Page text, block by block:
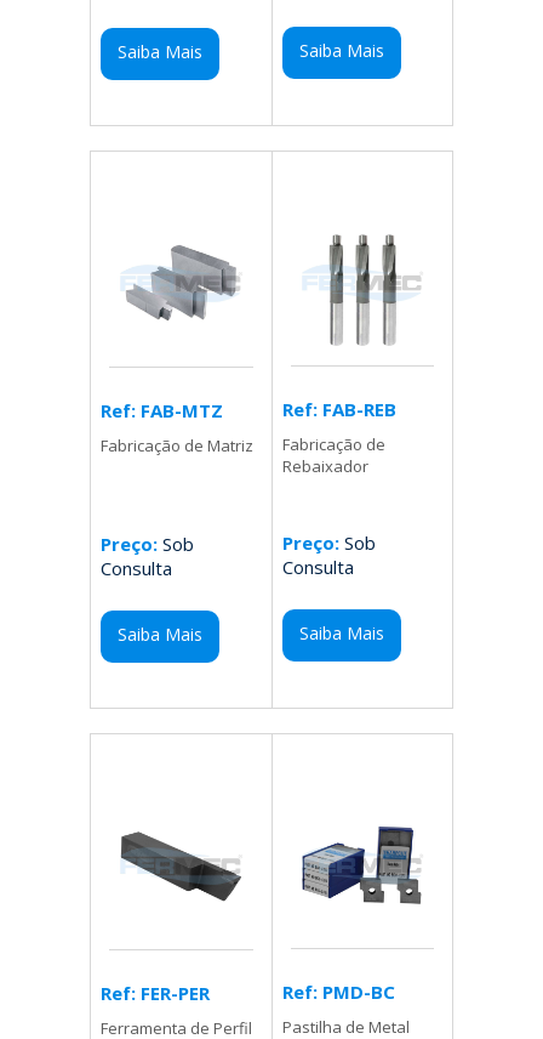
Saiba Mais Saiba Mais
Ref: FAB-MTZ
Fabricação de Matriz
Preço: Sob
Consulta
Saiba Mais
Ref: FAB-REB
Fabricação de
Rebaixador
Preço:Sob
Consulta
Saiba Mais
Ref: FER-PER
Ferramenta de Perfil
Ref: PMD-BC
Pastilha de Metal